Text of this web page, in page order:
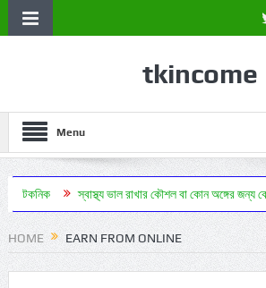
tkincome
Menu
স্বাস্থ্য ভাল রাখার কৌশল বা কোন অঙ্গের জন্য কোন অভ্যাস
HOME EARN FROM ONLINE